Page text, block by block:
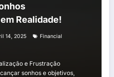
Realidade!
14, 2025
Financial
e Frustração
sonhos e objetivos,